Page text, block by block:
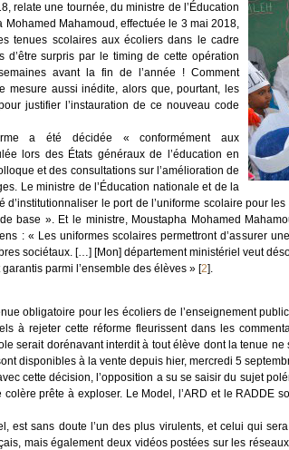
relate une tournée, du ministre de l’Éducation
Mahamoud, effectuée le 3 mai 2018,
tenues scolaires aux écoliers dans le cadre
d’être surpris par le timing de cette opération
avant la fin de l’année ! Comment
mesure aussi inédite, alors que, pourtant, les
justifier l’instauration de ce nouveau code
a été décidée « conformément aux
lors des États généraux de l’éducation en
et des consultations sur l’amélioration de
Le ministre de l’Éducation nationale et de la
le port de l’uniforme scolaire pour
base ». Et le ministre, Moustapha Mohamed
: « Les uniformes scolaires permettront d’assurer
sociétaux. […] [Mon] département ministériel veut
parmi l’ensemble des élèves » [2].
obligatoire pour les écoliers de l’enseignement
à rejeter cette réforme fleurissent dans les
serait dorénavant interdit à tout élève dont la tenue
disponibles à la vente depuis hier, mercredi 5
cette décision, l’opposition a su se saisir du sujet
prête à exploser. Le Model, l’ARD et le RADDE
est sans doute l’un des plus virulents, et celui qui
mais également deux vidéos postées sur les